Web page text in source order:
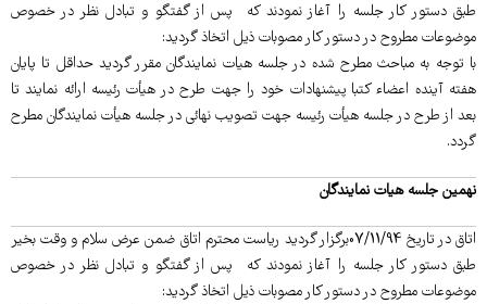
طبق دستور کار جلسه را آغاز نمودند که پس از گفتگو و تبادل نظر در خصوص
موضوعات مطروح در دستور کار مصوبات ذیل اتخاذ گردید:
با توجه به مباحث مطرح شده در جلسه هیات نمایندگان مقرر گردید حداقل تا پایان
هفته آینده اعضاء کتبا پیشنهادات خود را جهت طرح در هیأت رئیسه ارائه نمایند تا
بعد از طرح در جلسه هیأت رئیسه جهت تصویب نهائی در جلسه هیأت نمایندگان مطرح
گردد.
نهمین جلسه هیات نمایندگان
اتاق در تاریخ 07/11/94برگزار گردید ریاست محترم اتاق ضمن عرض سلام و وقت بخیر
طبق دستور کار جلسه را آغاز نمودند که پس از گفتگو و تبادل نظر در خصوص
موضوعات مطروح در دستور کار مصوبات ذیل اتخاذ گردید: